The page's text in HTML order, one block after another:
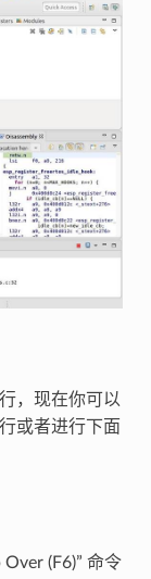
，现在你可以
或者进行下面
(F6)” 命令